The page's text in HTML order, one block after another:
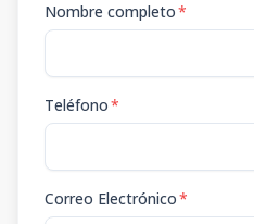
Nombre completo*
Teléfono*
Correo Electrónico*